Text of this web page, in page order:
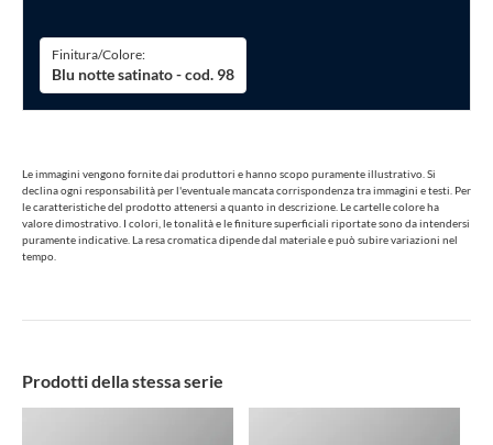
Finitura/Colore:
Blu notte satinato - cod. 98
Le immagini vengono fornite dai produttori e hanno scopo puramente illustrativo. Si
declina ogni responsabilità per l'eventuale mancata corrispondenza tra immagini e testi. Per
le caratteristiche del prodotto attenersi a quanto in descrizione. Le cartelle colore ha
valore dimostrativo. I colori, le tonalità e le finiture superficiali riportate sono da intendersi
puramente indicative. La resa cromatica dipende dal materiale e può subire variazioni nel
tempo.
Prodotti della stessa serie